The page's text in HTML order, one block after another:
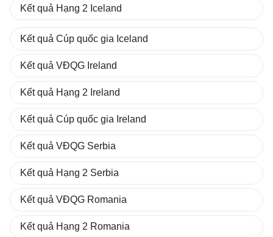
Kết quả Hạng 2 Iceland
Kết quả Cúp quốc gia Iceland
Kết quả VĐQG Ireland
Kết quả Hạng 2 Ireland
Kết quả Cúp quốc gia Ireland
Kết quả VĐQG Serbia
Kết quả Hạng 2 Serbia
Kết quả VĐQG Romania
Kết quả Hạng 2 Romania